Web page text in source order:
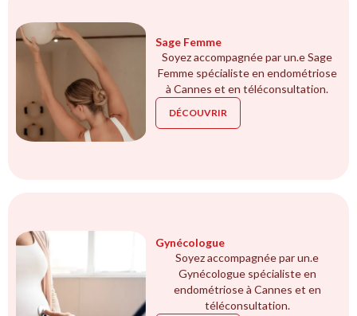
Sage Femme
Soyez accompagnée par un.e Sage
Femme spécialiste en endométriose
à Cannes et en téléconsultation.
DÉCOUVRIR
Gynécologue
Soyez accompagnée par un.e
Gynécologue spécialiste en
endométriose à Cannes et en
téléconsultation.